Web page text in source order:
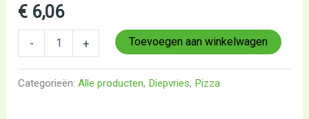
€ 6,06
- + Toevoegen aan winkelwagen
Categorieën:Alle producten, Diepvries, Pizza